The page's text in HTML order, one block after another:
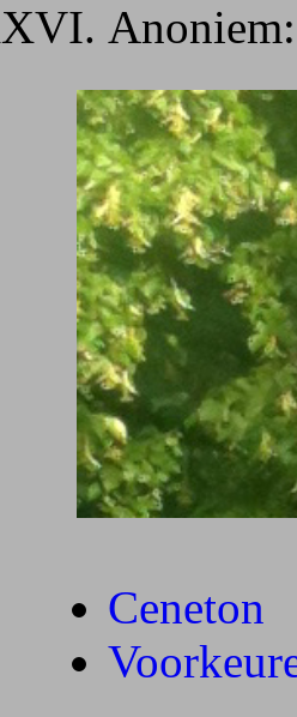
Anoniem:
Ceneton